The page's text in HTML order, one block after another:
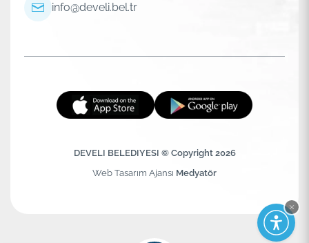
info@develi.bel.tr
DEVELI BELEDIYESI © Copyright 2026
Web Tasarım Ajansı Medyatör